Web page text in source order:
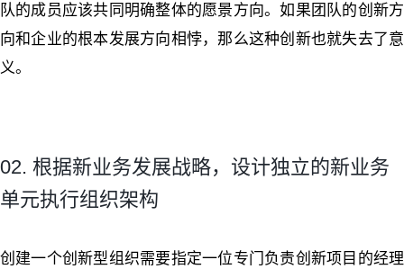
队的成员应该共同明确整体的愿景方向。如果团队的创新方
向和企业的根本发展方向相悖，那么这种创新也就失去了意
义。
02. 根据新业务发展战略，设计独立的新业务
单元执行组织架构
创建一个创新型组织需要指定一位专门负责创新项目的经理